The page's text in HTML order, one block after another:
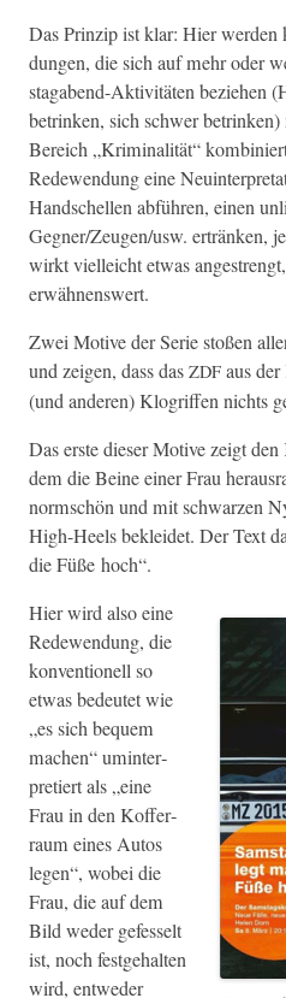
Das Prinzip ist klar: Hier
dun­gen, die sich auf mehr oder
stagabend-Aktiv­itäten beziehen
betrinken, sich schw­er
Bere­ich „Krim­i­nal­ität“
Redewen­dung eine
Hand­schellen abführen, einen
Gegner/Zeugen/usw. ertränken,
wirkt vielle­icht etwas
erwähnenswert.
Zwei Motive der Serie stoßen
und zeigen, dass das ZDF aus
(und anderen) Klo­grif­f­en nichts
Das erste dieser Motive zeigt
dem die Beine ein­er Frau
norm­schön und mit schwarzen
High-Heels bek­lei­det. Der Text
die Füße hoch“.
Hier wird also eine
Redewen­dung, die
kon­ven­tionell so
etwas bedeutet wie
„es sich bequem
machen“ uminter­
pretiert als „eine
Frau in den Kof­fer­
raum eines Autos
leg­en“, wobei die
Frau, die auf dem
Bild wed­er gefes­selt
ist, noch fest­ge­hal­ten
wird, entwed­er